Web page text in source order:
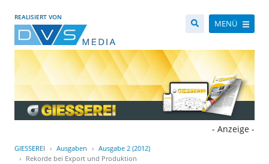
REALISIERT VON
MENÜ
- Anzeige -
GIESSEREI Ausgaben
Ausgabe 2 (2012)
Rekorde bei Export und Produktion